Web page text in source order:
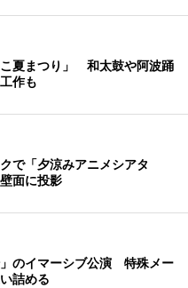
夏まつり」 和太鼓や阿波踊
作も
で「夕涼みアニメシアタ
面に投影
のイマーシブ公演 特殊メー
詰める